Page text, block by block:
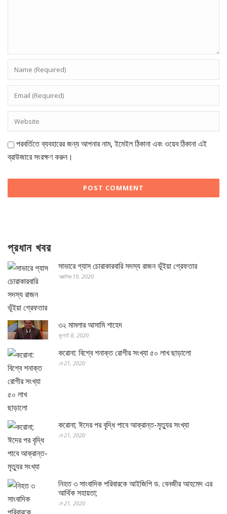
পরবর্তিতে ব্যবহারের জন্য আপনার নাম, ইমেইল ঠিকানা এবং ওয়েব ঠিকানা এই
ব্রাউজারে সংরক্ষণ করুন।
প্রধান খবর
সাভারে গ্যাস চোরাকারবারি সদস্য রাজন ভূঁইয়া গ্রেফতার
অক্টোবর 19, 2020
৩২ মামলার আসামি শাহেদ
জুলাই 8, 2020
করোনা: বিশ্বে শনাক্ত রোগীর সংখ্যা ৫০ লাখ ছাড়ালো
মে 21, 2020
করোনা; ঈদের পর বৃদ্ধি পাবে আক্রান্ত-মৃত্যুর সংখ্যা
মে 21, 2020
নিহত ৩ সাংবাদিক পরিবারকে আইজিপি ড. বেনজীর আহমেদ এর
আর্থিক সহায়তা;
মে 21, 2020